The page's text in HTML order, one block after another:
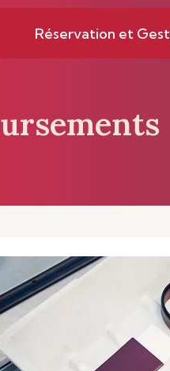
Réservation et